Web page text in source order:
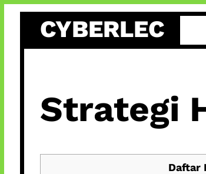
content
CYBERLEC
Strategi
Daftar